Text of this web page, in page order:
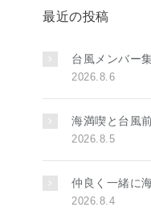
最近の投稿
台風メンバー
2026.8.6
海満喫と台風
2026.8.5
仲良く一緒に
2026.8.4